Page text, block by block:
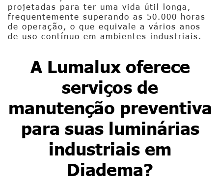
projetadas para ter uma vida útil longa,
frequentemente superando as 50.000 horas
de operação, o que equivale a vários anos
de uso contínuo em ambientes industriais.
A Lumalux oferece
serviços de
manutenção preventiva
para suas luminárias
industriais em
Diadema?